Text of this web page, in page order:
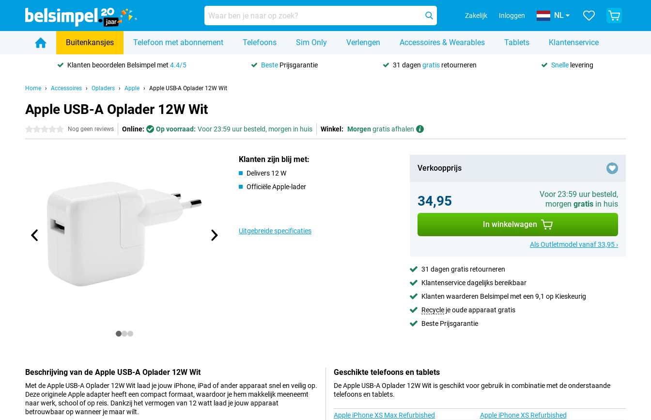
Zakelijk Inloggen NL
Buitenkansjes Telefoon met abonnement Telefoons Sim Only Verlengen Accessoires & Wearables Tablets Klantenservice
Klanten beoordelen Belsimpel met4.4/5 Beste Prijsgarantie 31 dagen gratisretourneren Snellelevering
Home Accessoires Opladers Apple Apple USB-A Oplader 12W Wit
Apple USB-A Oplader 12W Wit
0 sterren Nog geen reviews Online: Op voorraad: Voor 23:59 uur besteld, morgen in huis Winkel: Morgengratis afhalen
Klanten zijn blij met:
Delivers 12 W
Officiële Apple-lader
Uitgebreide specificaties
Verkoopprijs
34,95
Voor 23:59 uur besteld,
morgen gratisin huis
In winkelwagen
Als Outletmodel vanaf 33,95 ›
31 dagen gratis retourneren
Klantenservice dagelijks bereikbaar
Klanten waarderen Belsimpel met een 9,1 op Kieskeurig
Recycleje oude apparaat gratis
Beste Prijsgarantie
Beschrijving van de Apple USB-A Oplader 12W Wit
Met de Apple USB-A Oplader 12W Wit laad je jouw iPhone, iPad of ander apparaat snel en veilig op.
Deze originele Apple adapter heeft een compact formaat, waardoor je hem makkelijk meeneemt
naar werk, school of op reis. Dankzij het vermogen van 12 watt laad je jouw apparaat
betrouwbaar op wanneer je maar wilt.
Geschikte telefoons en tablets
De Apple USB-A Oplader 12W Wit is geschikt voor gebruik in combinatie met de onderstaande
telefoons en tablets.
Apple iPhone XS Max Refurbished
Apple iPhone XS Refurbished